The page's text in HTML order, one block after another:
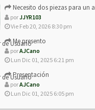
Necesito dos piezas para un amigo con ZX.
porJJYR103
Vie Feb 20, 2026 8:30 pm
Me presento
porAJCano
Lun Dic 01, 2025 6:21 pm
Presentación
porAJCano
Lun Dic 01, 2025 6:05 pm